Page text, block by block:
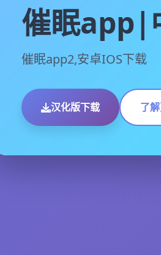
催眠app|
催眠app2,安卓IOS下载
汉化版下载 了